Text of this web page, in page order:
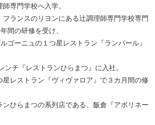
専門学校へ入学。
フランスのリヨンにある辻調理師専門学校専門
間の研修を受け、
ゴーニュの１つ星レストラン『ランパール』
ンチ『レストランひらまつ』に入社。
星レストラン『ヴィヴァロア』で３カ月間の修
ンひらまつの系列店である、飯倉『アポリネー